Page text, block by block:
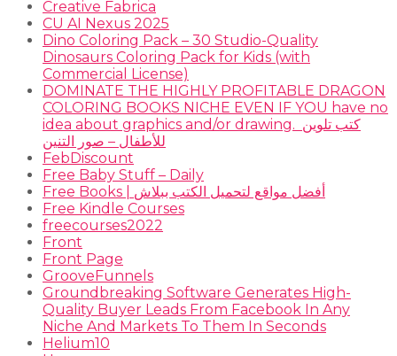
Creative Fabrica
CU AI Nexus 2025
Dino Coloring Pack – 30 Studio-Quality
Dinosaurs Coloring Pack for Kids (with
Commercial License)
DOMINATE THE HIGHLY PROFITABLE DRAGON
COLORING BOOKS NICHE EVEN IF YOU have no
idea about graphics and/or drawing. ​ كتب تلوين
للأطفال – صور التنين
FebDiscount
Free Baby Stuff – Daily
Free Books | أفضل مواقع لتحميل الكتب ببلاش
Free Kindle Courses
freecourses2022
Front
Front Page
GrooveFunnels
Groundbreaking Software Generates High-
Quality Buyer Leads From Facebook In Any
Niche And Markets To Them In Seconds
Helium10